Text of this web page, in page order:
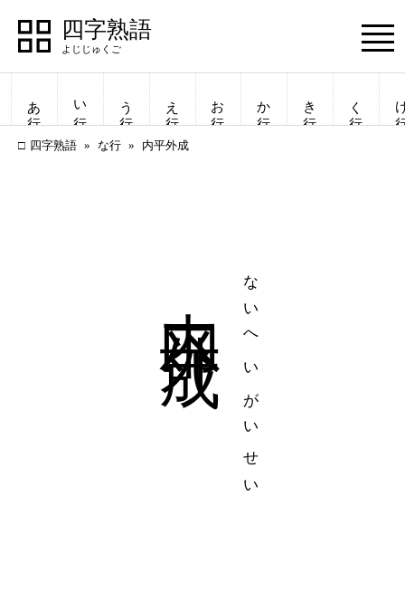
四字熟語
四字熟語
一覧表示
Menu
あ行 い行 う行 え行 お行 か行 き行 く行
四字熟語 な行 内平外成
ないへいがいせい
四字熟語
一覧表示